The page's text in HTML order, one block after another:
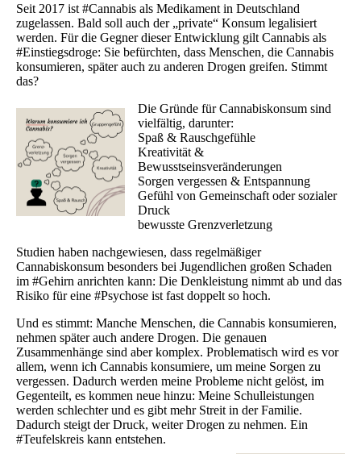
Seit 2017 ist #Cannabis als Medikament in Deutschland
zugelassen. Bald soll auch der „private“ Konsum legalisiert
werden. Für die Gegner dieser Entwicklung gilt Cannabis als
#Einstiegsdroge: Sie befürchten, dass Menschen, die Cannabis
konsumieren, später auch zu anderen Drogen greifen. Stimmt
das?
Die Gründe für Cannabiskonsum sind
vielfältig, darunter:
Spaß & Rauschgefühle
Kreativität &
Bewusstseinsveränderungen
Sorgen vergessen & Entspannung
Gefühl von Gemeinschaft oder sozialer
Druck
bewusste Grenzverletzung
Studien haben nachgewiesen, dass regelmäßiger
Cannabiskonsum besonders bei Jugendlichen großen Schaden
im #Gehirn anrichten kann: Die Denkleistung nimmt ab und das
Risiko für eine #Psychose ist fast doppelt so hoch.
Und es stimmt: Manche Menschen, die Cannabis konsumieren,
nehmen später auch andere Drogen. Die genauen
Zusammenhänge sind aber komplex. Problematisch wird es vor
allem, wenn ich Cannabis konsumiere, um meine Sorgen zu
vergessen. Dadurch werden meine Probleme nicht gelöst, im
Gegenteilt, es kommen neue hinzu: Meine Schulleistungen
werden schlechter und es gibt mehr Streit in der Familie.
Dadurch steigt der Druck, weiter Drogen zu nehmen. Ein
#Teufelskreis kann entstehen.